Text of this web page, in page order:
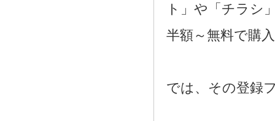
ト」や「チラシ
半額～無料で購
では、その登録